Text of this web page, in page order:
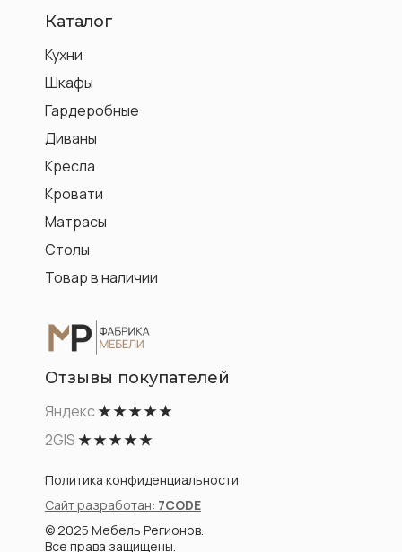
Политика конфиденциальности
© 2025 Мебель Регионов.
Все права защищены.
Каталог
Отзывы покупателей
Сайт разработан: 7CODE
Кресла
Кровати
Диваны
Шкафы
Гардеробные
Кухни
Яндекс★ ★ ★ ★ ★
2GIS★ ★ ★ ★ ★
Столы
Матрасы
Товар в наличии